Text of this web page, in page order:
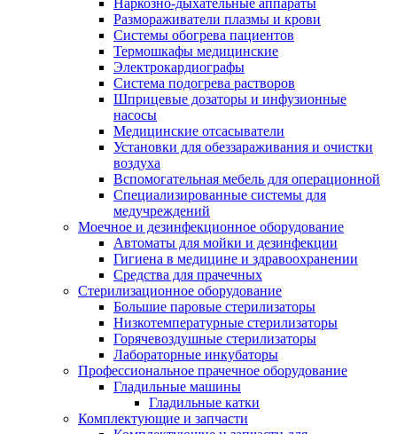
Наркозно-дыхательные аппараты
Размораживатели плазмы и крови
Системы обогрева пациентов
Термошкафы медицинские
Электрокардиографы
Cистема подогрева растворов
Шприцевые дозаторы и инфузионные
насосы
Медицинские отсасыватели
Установки для обеззараживания и очистки
воздуха
Вспомогательная мебель для операционной
Специализированные системы для
медучреждений
Моечное и дезинфекционное оборудование
Автоматы для мойки и дезинфекции
Гигиена в медицине и здравоохранении
Средства для прачечных
Стерилизационное оборудование
Большие паровые стерилизаторы
Низкотемпературные стерилизаторы
Горячевоздушные стерилизаторы
Лабораторные инкубаторы
Профессиональное прачечное оборудование
Гладильные машины
Гладильные катки
Комплектующие и запчасти